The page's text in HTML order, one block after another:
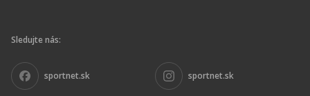
Sledujte nás:
sportnet.sk sportnet.sk